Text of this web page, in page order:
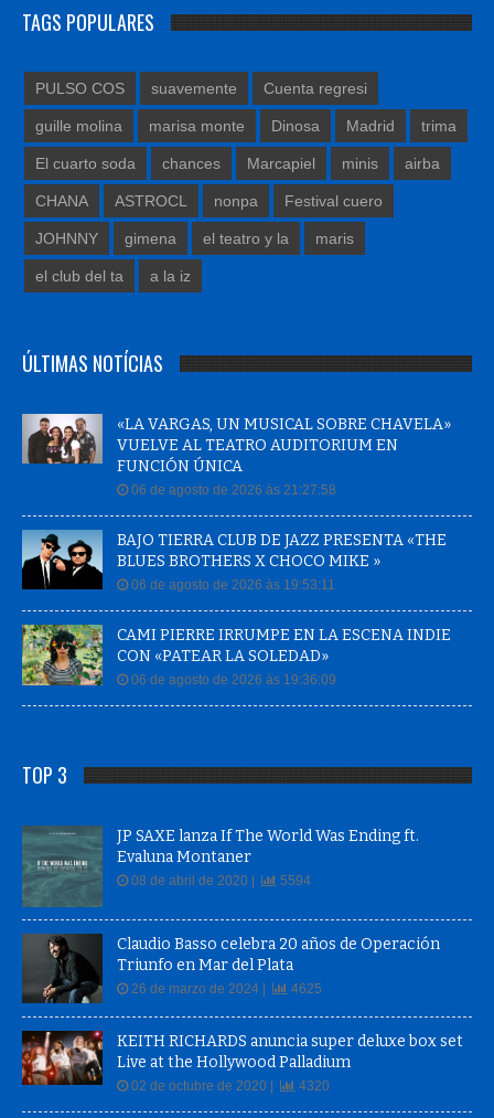
TAGS POPULARES
PULSO COS suavemente Cuenta regresi
guille molina marisa monte Dinosa Madrid trima
El cuarto soda chances Marcapiel minis airba
CHANA ASTROCL nonpa Festival cuero
JOHNNY gimena el teatro y la maris
el club del ta a la iz
ÚLTIMAS NOTÍCIAS
«LA VARGAS, UN MUSICAL SOBRE CHAVELA»
VUELVE AL TEATRO AUDITORIUM EN
FUNCIÓN ÚNICA
06 de agosto de 2026 às 21:27:58
BAJO TIERRA CLUB DE JAZZ PRESENTA «THE
BLUES BROTHERS X CHOCO MIKE »
06 de agosto de 2026 às 19:53:11
CAMI PIERRE IRRUMPE EN LA ESCENA INDIE
CON «PATEAR LA SOLEDAD»
06 de agosto de 2026 às 19:36:09
TOP 3
JP SAXE lanza If The World Was Ending ft.
Evaluna Montaner
08 de abril de 2020 | 5594
Claudio Basso celebra 20 años de Operación
Triunfo en Mar del Plata
26 de marzo de 2024 | 4625
KEITH RICHARDS anuncia super deluxe box set
Live at the Hollywood Palladium
02 de octubre de 2020 | 4320